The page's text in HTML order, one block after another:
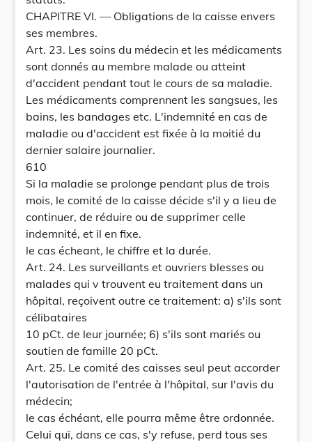
CHAPITRE VI. — Obligations de la caisse envers
ses membres.
Art. 23. Les soins du médecin et les médicaments
sont donnés au membre malade ou atteint
d'accident pendant tout le cours de sa maladie.
Les médicaments comprennent les sangsues, les
bains, les bandages etc. L'indemnité en cas de
maladie ou d'accident est fixée à la moitié du
dernier salaire journalier.
610
Si la maladie se prolonge pendant plus de trois
mois, le comité de la caisse décide s'il y a lieu de
continuer, de réduire ou de supprimer celle
indemnité, et il en fixe.
le cas écheant, le chiffre et la durée.
Art. 24. Les surveillants et ouvriers blesses ou
malades qui v trouvent eu traitement dans un
hôpital, reçoivent outre ce traitement: a) s'ils sont
célibataires
10 pCt. de leur journée; 6) s'ils sont mariés ou
soutien de famille 20 pCt.
Art. 25. Le comité des caisses seul peut accorder
l'autorisation de l'entrée à l'hôpital, sur l'avis du
médecin;
le cas échéant, elle pourra même être ordonnée.
Celui quï, dans ce cas, s'y refuse, perd tous ses